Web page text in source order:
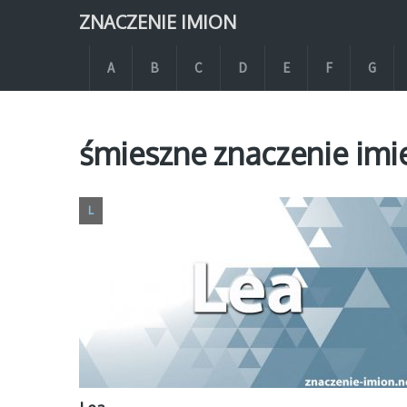
ZNACZENIE IMION
A B C D E F G
śmieszne znaczenie
L